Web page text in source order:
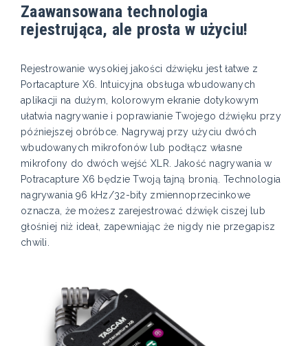
Zaawansowana technologia
rejestrująca, ale prosta w użyciu!
Rejestrowanie wysokiej jakości dźwięku jest łatwe z
Portacapture X6. Intuicyjna obsługa wbudowanych
aplikacji na dużym, kolorowym ekranie dotykowym
ułatwia nagrywanie i poprawianie Twojego dźwięku przy
późniejszej obróbce. Nagrywaj przy użyciu dwóch
wbudowanych mikrofonów lub podłącz własne
mikrofony do dwóch wejść XLR. Jakość nagrywania w
Potracapture X6 będzie Twoją tajną bronią. Technologia
nagrywania 96 kHz/32-bity zmiennoprzecinkowe
oznacza, że możesz zarejestrować dźwięk ciszej lub
głośniej niż ideał, zapewniając że nigdy nie przegapisz
chwili.